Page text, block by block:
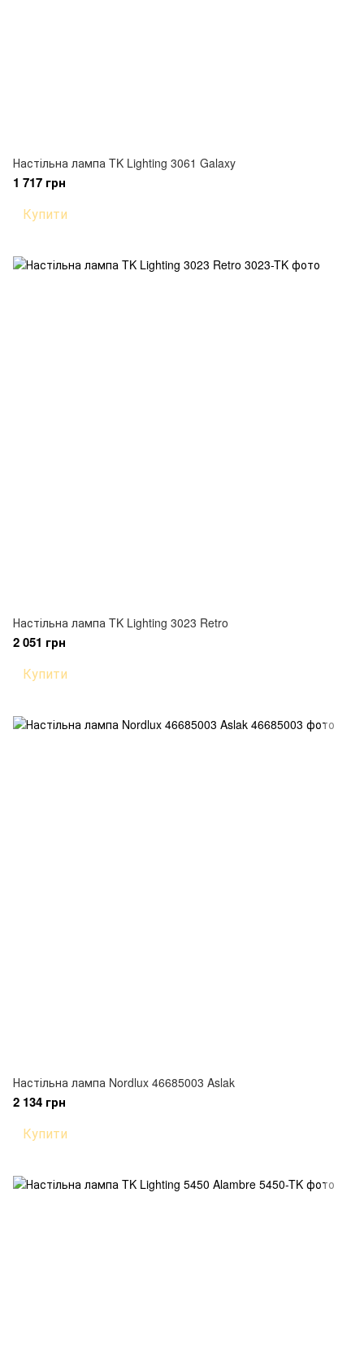
Настільна лампа TK Lighting 3061 Galaxy
1 717 грн
Купити
Настільна лампа TK Lighting 3023 Retro
2 051 грн
Купити
Настільна лампа Nordlux 46685003 Aslak
2 134 грн
Купити